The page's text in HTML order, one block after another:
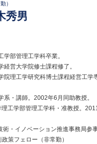
）
秀男
部管理工学科卒業。
営大学院修士課程修了。
院理工学研究科博士課程経営工学
系・講師。2002年6月同助教授。
工学部管理工学科・准教授。
・イノベーション推進事務局参
策フェロー（非常勤）